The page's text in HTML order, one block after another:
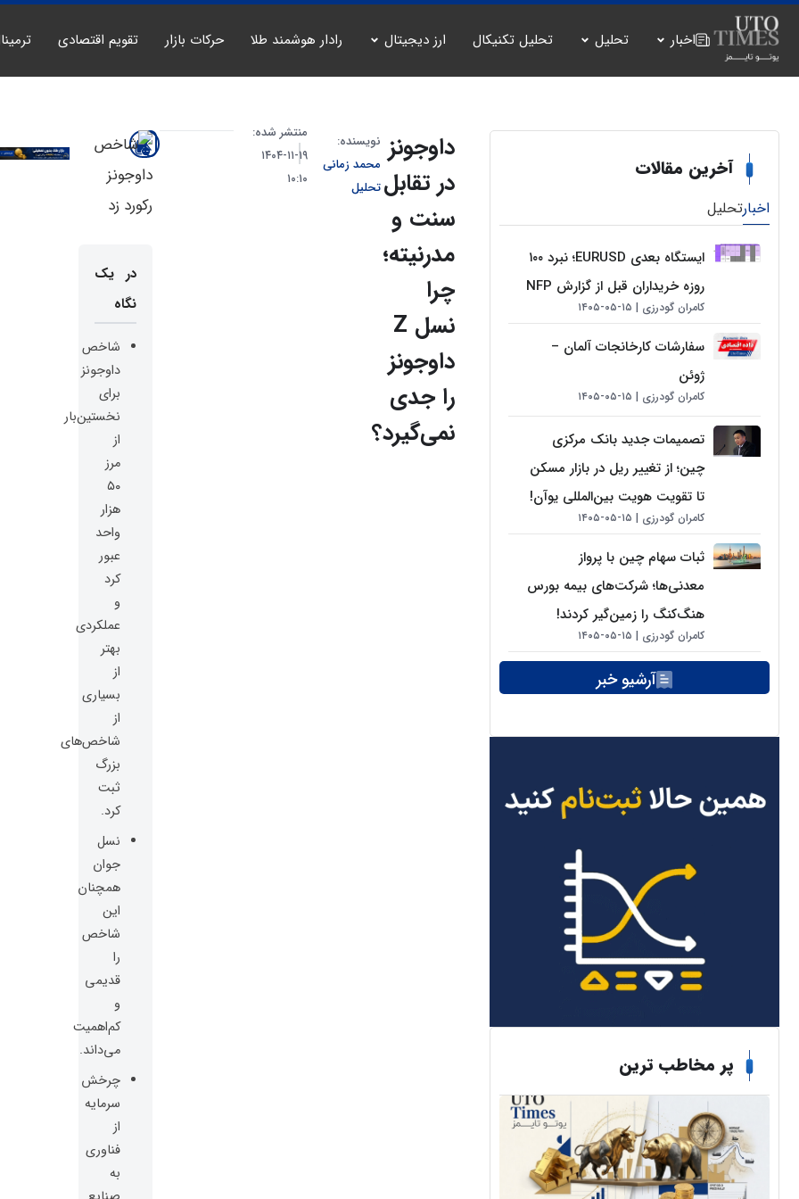
اخبار تحلیل تحلیل تکنیکال ارز دیجیتال رادار هوشمند طلا حرکات بازار تقویم اقتصادی
آخرین مقالات
اخبارتحلیل
ایستگاه بعدی EURUSD؛ نبرد ۱۰۰
روزه خریداران قبل از گزارش NFP
کامران گودرزی ۱۵-۰۵-۱۴۰۵
سفارشات کارخانجات آلمان –
ژوئن
کامران گودرزی ۱۵-۰۵-۱۴۰۵
تصمیمات جدید بانک مرکزی
چین؛ از تغییر ریل در بازار مسکن
تا تقویت هویت بین‌المللی یوآن!
کامران گودرزی ۱۵-۰۵-۱۴۰۵
ثبات سهام چین با پرواز
معدنی‌ها؛ شرکت‌های بیمه بورس
هنگ‌کنگ را زمین‌گیر کردند!
کامران گودرزی ۱۵-۰۵-۱۴۰۵
آرشیو خبر
پر مخاطب ترین
داوجونز
در تقابل
سنت و
مدرنیته؛
چرا
نسل Z
داوجونز
را جدی
نمی‌گیرد؟
نویسنده:
محمد زمانی
تحلیل
منتشر شده:
۱۹-۱۱-۱۴۰۴
۱۰:۱۰
در یک
نگاه
شاخص
داوجونز
برای
نخستین‌بار
از
مرز
۵۰
هزار
واحد
عبور
کرد
و
عملکردی
بهتر
از
بسیاری
از
شاخص‌های
بزرگ
ثبت
کرد.
نسل
جوان
همچنان
این
شاخص
را
قدیمی
و
کم‌اهمیت
می‌داند.
چرخش
سرمایه
از
فناوری
به